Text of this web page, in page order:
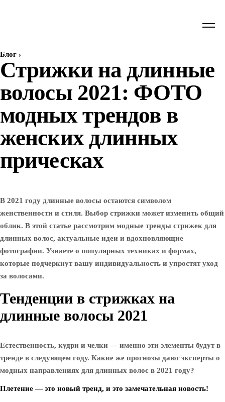
Блог ›
Стрижки на длинные
волосы 2021: ФОТО
модных трендов в
женских длинных
прическах
В 2021 году длинные волосы остаются символом
женственности и стиля. Выбор стрижки может изменить общий
облик. В этой статье рассмотрим модные тренды стрижек для
длинных волос, актуальные идеи и вдохновляющие
фотографии. Узнаете о популярных техниках и формах,
которые подчеркнут вашу индивидуальность и упростят уход
за волосами.
Тенденции в стрижках на
длинные волосы 2021
Естественность, кудри и челки — именно эти элементы будут в
тренде в следующем году. Какие же прогнозы дают эксперты о
модных направлениях для длинных волос в 2021 году?
Плетение — это новый тренд, и это замечательная новость!